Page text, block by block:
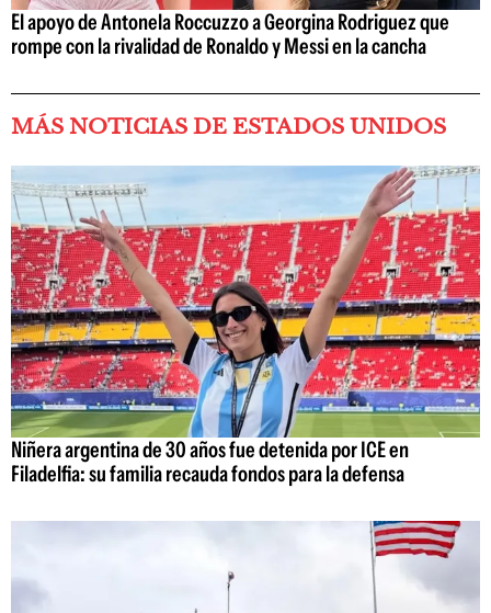
El apoyo de Antonela Roccuzzo a Georgina Rodriguez que
rompe con la rivalidad de Ronaldo y Messi en la cancha
MÁS NOTICIAS DE ESTADOS UNIDOS
Niñera argentina de 30 años fue detenida por ICE en
Filadelfia: su familia recauda fondos para la defensa